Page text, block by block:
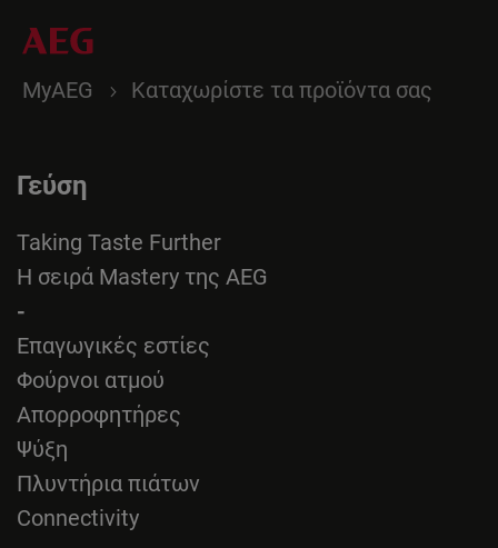
MyAEG Καταχωρίστε τα προϊόντα σας
Γεύση
Taking Taste Further
Η σειρά Mastery της AEG
-
Επαγωγικές εστίες
Φούρνοι ατμού
Απορροφητήρες
Ψύξη
Πλυντήρια πιάτων
Connectivity